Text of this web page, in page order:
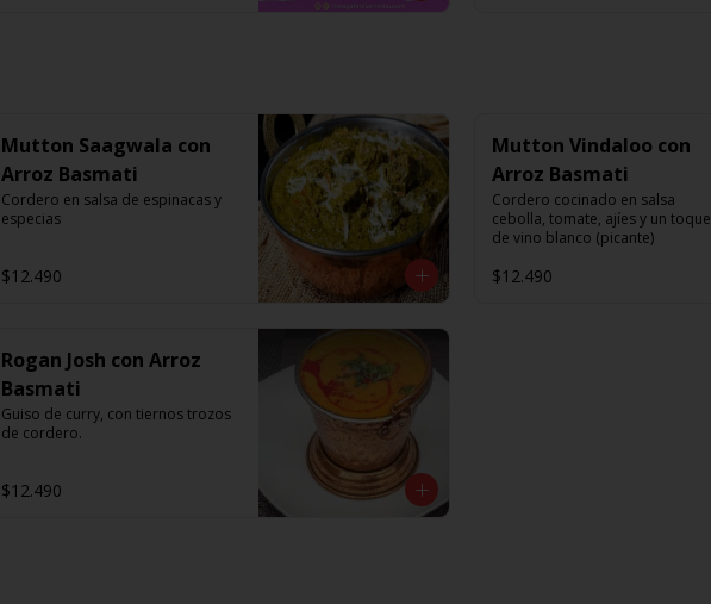
Mutton Saagwala con
Arroz Basmati
Cordero en salsa de espinacas y
especias
$12.490
Mutton Vindaloo con
Arroz Basmati
Cordero cocinado en salsa
cebolla, tomate, ajíes y un toque
de vino blanco (picante)
$12.490
Rogan Josh con Arroz
Basmati
Guiso de curry, con tiernos trozos
de cordero.
$12.490